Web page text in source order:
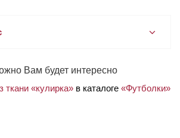
Вам будет интересно
ткани «кулирка» в каталоге «Футболки»